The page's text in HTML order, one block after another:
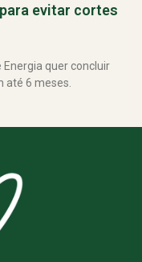
evitar cortes
Energia quer concluir
até 6 meses.